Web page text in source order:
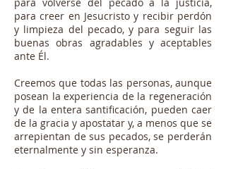
para creer en Jesucristo y recibir perdón
y limpieza del pecado, y para seguir las
buenas obras agradables y aceptables
ante Él.
Creemos que todas las personas, aunque
posean la experiencia de la regeneración
y de la entera santificación, pueden caer
de la gracia y apostatar y, a menos que se
arrepientan de sus pecados, se perderán
eternalmente y sin esperanza.